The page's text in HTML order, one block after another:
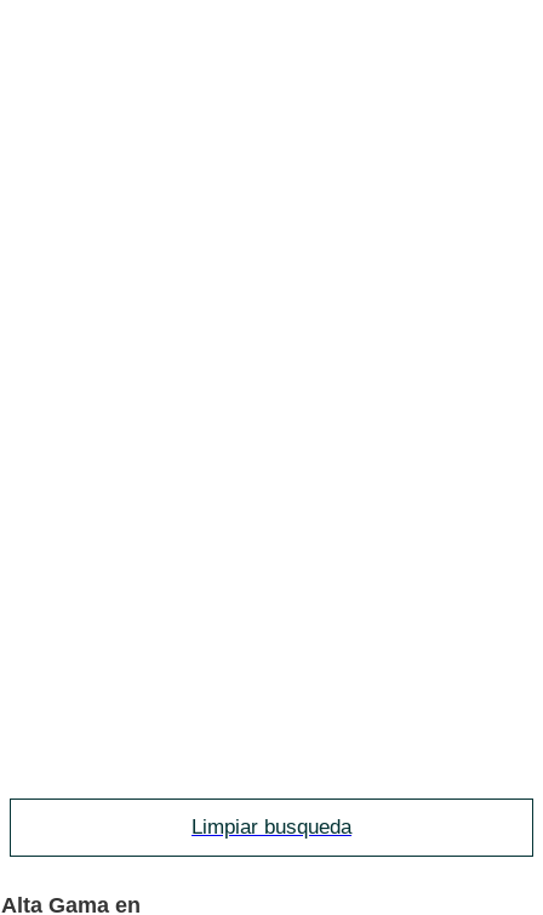
Limpiar busqueda
Gama en